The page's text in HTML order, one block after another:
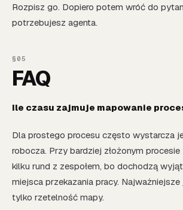
Rozpisz go. Dopiero potem wróć do
potrzebujesz agenta.
FAQ
Ile czasu zajmuje mapowanie
Dla prostego procesu często wystarcza
robocza. Przy bardziej złożonym
kilku rund z zespołem, bo dochodzą
miejsca przekazania pracy.
tylko rzetelność mapy.